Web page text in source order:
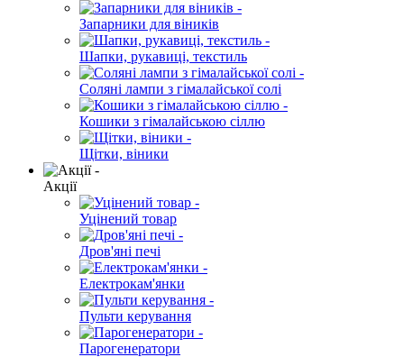
Запарники для віників
Шапки, рукавиці, текстиль
Соляні лампи з гімалайської солі
Кошики з гімалайською сіллю
Щітки, віники
Акції
Уцінений товар
Дров'яні печі
Електрокам'янки
Пульти керування
Парогенератори